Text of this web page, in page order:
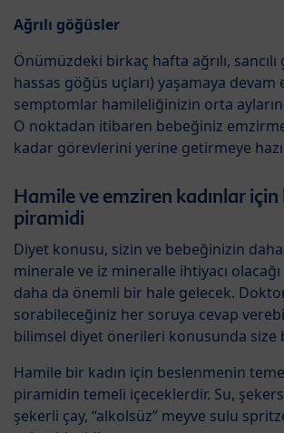
Ağrılı göğüsler
Önümüzdeki birkaç hafta ağrılı,
hassas göğüs uçları) yaşamaya devam
semptomlar hamileliğinizin orta
O noktadan itibaren bebeğiniz
kadar görevlerini yerine getirmeye
Hamile ve emziren kadınlar için
piramidi
Diyet konusu, sizin ve bebeğinizin
minerale ve iz mineralle ihtiyacı
daha da önemli bir hale gelecek.
sorabileceğiniz her soruya cevap
bilimsel diyet önerileri konusunda size
Hamile bir kadın için beslenmenin
piramidin temeli içeceklerdir. Su,
şekerli çay, “alkolsüz” meyve sulu